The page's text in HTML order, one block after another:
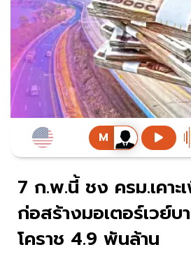
7 ก.พ.นี้ ชง ครม.เคาะ
ก่อสร้างมอเตอร์เวย์บ
โคราช 4.9 พันล้าน